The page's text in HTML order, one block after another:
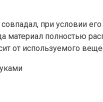
при условии
материал полностью
используемого